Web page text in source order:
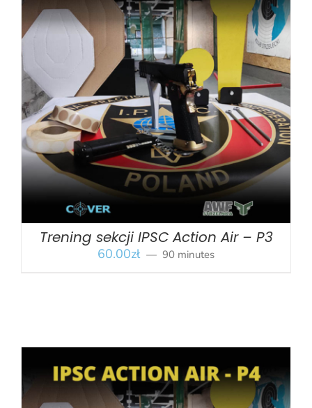
BOOK SZCZEGÓŁY
Trening sekcji IPSC Action Air – P3
60.00zł 90 minutes